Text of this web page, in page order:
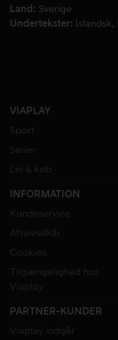
Land
Sverige
Undertekster
Islandsk
VIAPLAY
Sport
Serier
Lej & køb
INFORMATION
Kundeservice
Aftalevilkår
Cookies
Tilgængelighed hos
Viaplay
PARTNER-KUNDER
Viaplay indgår